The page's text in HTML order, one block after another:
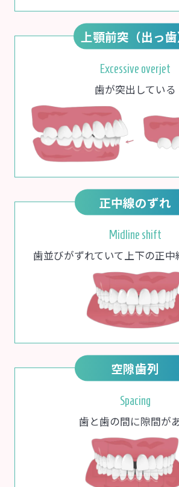
上顎前突（出っ歯
Excessive overjet
歯が突出している
正中線のずれ
Midline shift
歯並びがずれていて上下の正中
空隙歯列
Spacing
歯と歯の間に隙間が